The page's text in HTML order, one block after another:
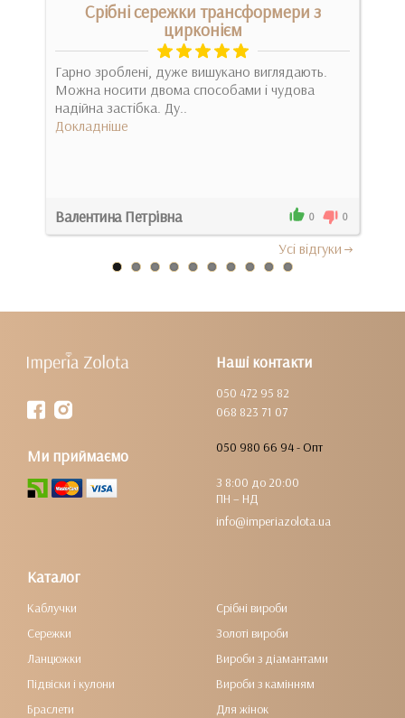
Срібні сережки трансформери з
цирконієм
Гарно зроблені, дуже вишукано виглядають.
Можна носити двома способами і чудова
надійна застібка. Ду..
Докладніше
Валентина Петрівна 0 0
Усi вiдгуки
Наші контакти
050 472 95 82
068 823 71 07
050 980 66 94 - Опт
З 8:00 до 20:00
ПН – НД
info@imperiazolota.ua
Ми приймаємо
Каталог
Каблучки
Сережки
Ланцюжки
Підвіски і кулони
Браслети
Срібні вироби
Золоті вироби
Вироби з діамантами
Вироби з камінням
Для жінок